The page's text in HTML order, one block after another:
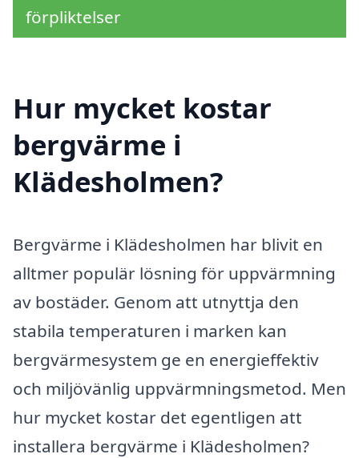
förpliktelser
Hur mycket kostar
bergvärme i
Klädesholmen?
Bergvärme i Klädesholmen har blivit en
alltmer populär lösning för uppvärmning
av bostäder. Genom att utnyttja den
stabila temperaturen i marken kan
bergvärmesystem ge en energieffektiv
och miljövänlig uppvärmningsmetod. Men
hur mycket kostar det egentligen att
installera bergvärme i Klädesholmen?